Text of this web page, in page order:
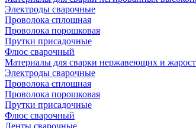
Электроды сварочные
Проволока сплошная
Проволока порошковая
Прутки присадочные
Флюс сварочный
Материалы для сварки нержавеющих и
Электроды сварочные
Проволока сплошная
Проволока порошковая
Прутки присадочные
Флюс сварочный
Ленты сварочные